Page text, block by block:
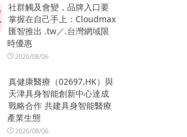
社群觸及會變，品牌入口要
掌握在自己手上：Cloudmax
匯智推出 .tw／.台灣網域限
時優惠
2026/08/06
真健康醫療（02697.HK）與
天津具身智能創新中心達成
戰略合作 共建具身智能醫療
產業生態
2026/08/06